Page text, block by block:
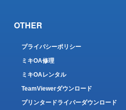
OTHER
プライバシーポリシー
ミキOA修理
ミキOAレンタル
TeamViewerダウンロード
プリンタードライバーダウンロード